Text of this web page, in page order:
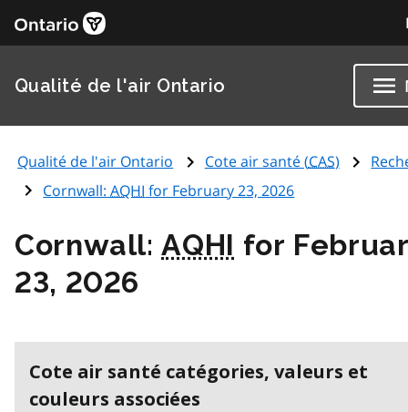
Qualité de l'air Ontario
Qualité de l'air Ontario Cote air santé (CAS)
Cornwall:AQHI for February 23, 2026
Cornwall:AQHI for
23, 2026
Cote air santé catégories, valeurs et
couleurs associées